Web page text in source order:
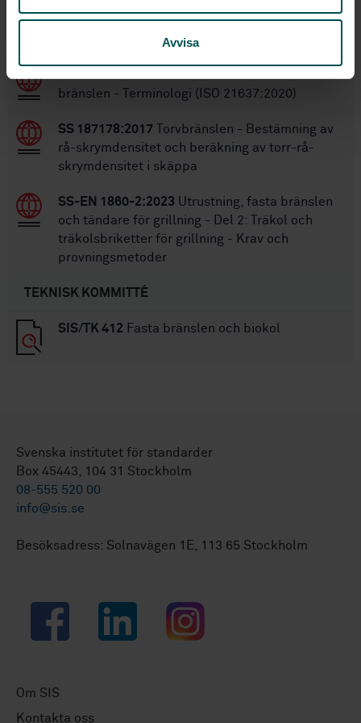
Avvisa
bränslen - Terminologi (ISO 21637:2020)
SS 187178:2017 Torvbränslen - Bestämning av
rå-skrymdensitet och beräkning av torr-rå-
skrymdensitet i skäppa
SS-EN 1860-2:2023 Utrustning, fasta bränslen
och tändare för grillning - Del 2: Träkol och
träkolsbriketter för grillning - Krav och
provningsmetoder
TEKNISK KOMMITTÉ
SIS/TK 412 Fasta bränslen och biokol
Svenska institutet för standarder
Box 45443, 104 31 Stockholm
08-555 520 00
info@sis.se
Besöksadress: Solnavägen 1E, 113 65 Stockholm
Facebook LinkedIn Instagram
Om SIS
Kontakta oss